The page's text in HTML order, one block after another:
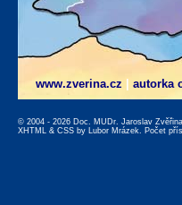
www.zverina.cz autorka
© 2004 - 2026 Doc. MUDr. Jaroslav
XHTML & CSS by Lubor Mrázek. Počet